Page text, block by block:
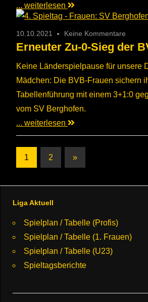
... weiterlesen
10.10.2021 Keine Kommentare
Erneuter Zu-0-Sieg der
Keine Länderspielpause für unsere
Mädchen: Die BVB-Frauen sichern
Tabellenführung mit einem 3+1:0
vom SV Berghofen.
... weiterlesen
Beiträge
1 2
Nächste
»
Liga Aktuell
Spielplan / Tabelle (Profis)
Spielplan / Tabelle (1. Frauen)
Spielplan / Tabelle (U23)
Spieltagsberichte